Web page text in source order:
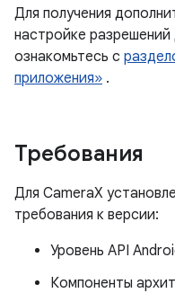
Для получения
настройке
ознакомьтесь с
приложения» .
Требования
Для CameraX
требования к версии:
Уровень API
Компоненты